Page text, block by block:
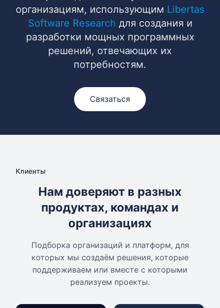
организациям, использующим Libertas
Software Research для создания и
разработки мощных программных
решений, отвечающих их
потребностям.
Связаться
Клиенты
Нам доверяют в разных
продуктах, командах и
организациях
Подборка организаций и платформ, для
которых мы создаём решения, которые
поддерживаем или вместе с которыми
реализуем проекты.